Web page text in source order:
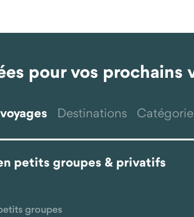
pour vos prochains
Destinations
petits groupes & privatifs
groupes